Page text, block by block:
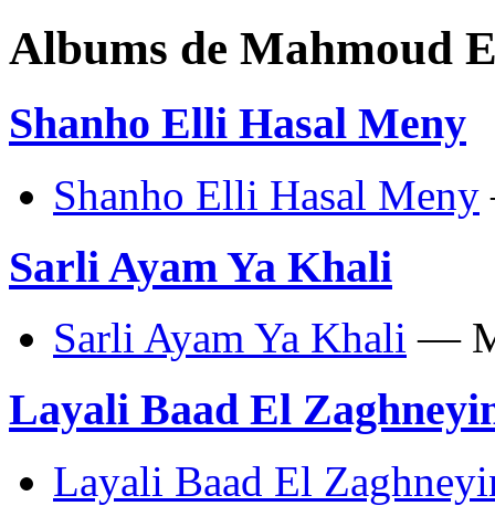
Albums de Mahmoud
Shanho Elli Hasal Meny
Shanho Elli Hasal Meny
Sarli Ayam Ya Khali
Sarli Ayam Ya Khali —
Layali Baad El
Layali Baad El